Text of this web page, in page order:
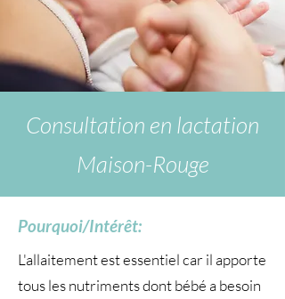
Consultation en lactation
Maison-Rouge
Pourquoi/Intérêt:
L'allaitement est essentiel car il apporte
tous les nutriments dont bébé a besoin